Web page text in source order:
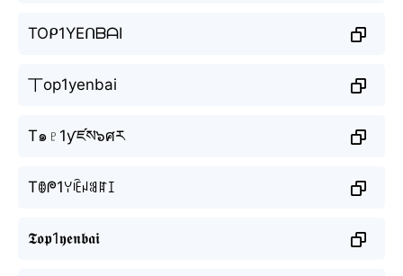
TOᑭ1YEᑎᗷᗩI
丅op1yenbai
T๑♇1ƴཛས๖ศར
Tꂦᖘ1ꌩꍟꈤꌃꍏꀤ
𝕿𝖔𝖕1𝖞𝖊𝖓𝖇𝖆𝖎